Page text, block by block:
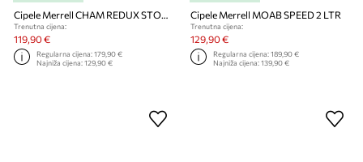
Cipele Merrell CHAM REDUX STORM GTX
Trenutna cijena:
119,90 €
Regularna cijena:179,90 €
Najniža cijena:129,90 €
Cipele Merrell MOAB SPEED 2 LTR
Trenutna cijena:
129,90 €
Regularna cijena:189,90 €
Najniža cijena:139,90 €